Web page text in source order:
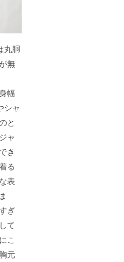
丸胴
無
幅
シャ
と
ャ
き
る
表
ぎ
て
こ
元